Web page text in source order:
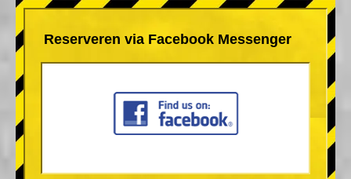
Reserveren via Facebook Messenger